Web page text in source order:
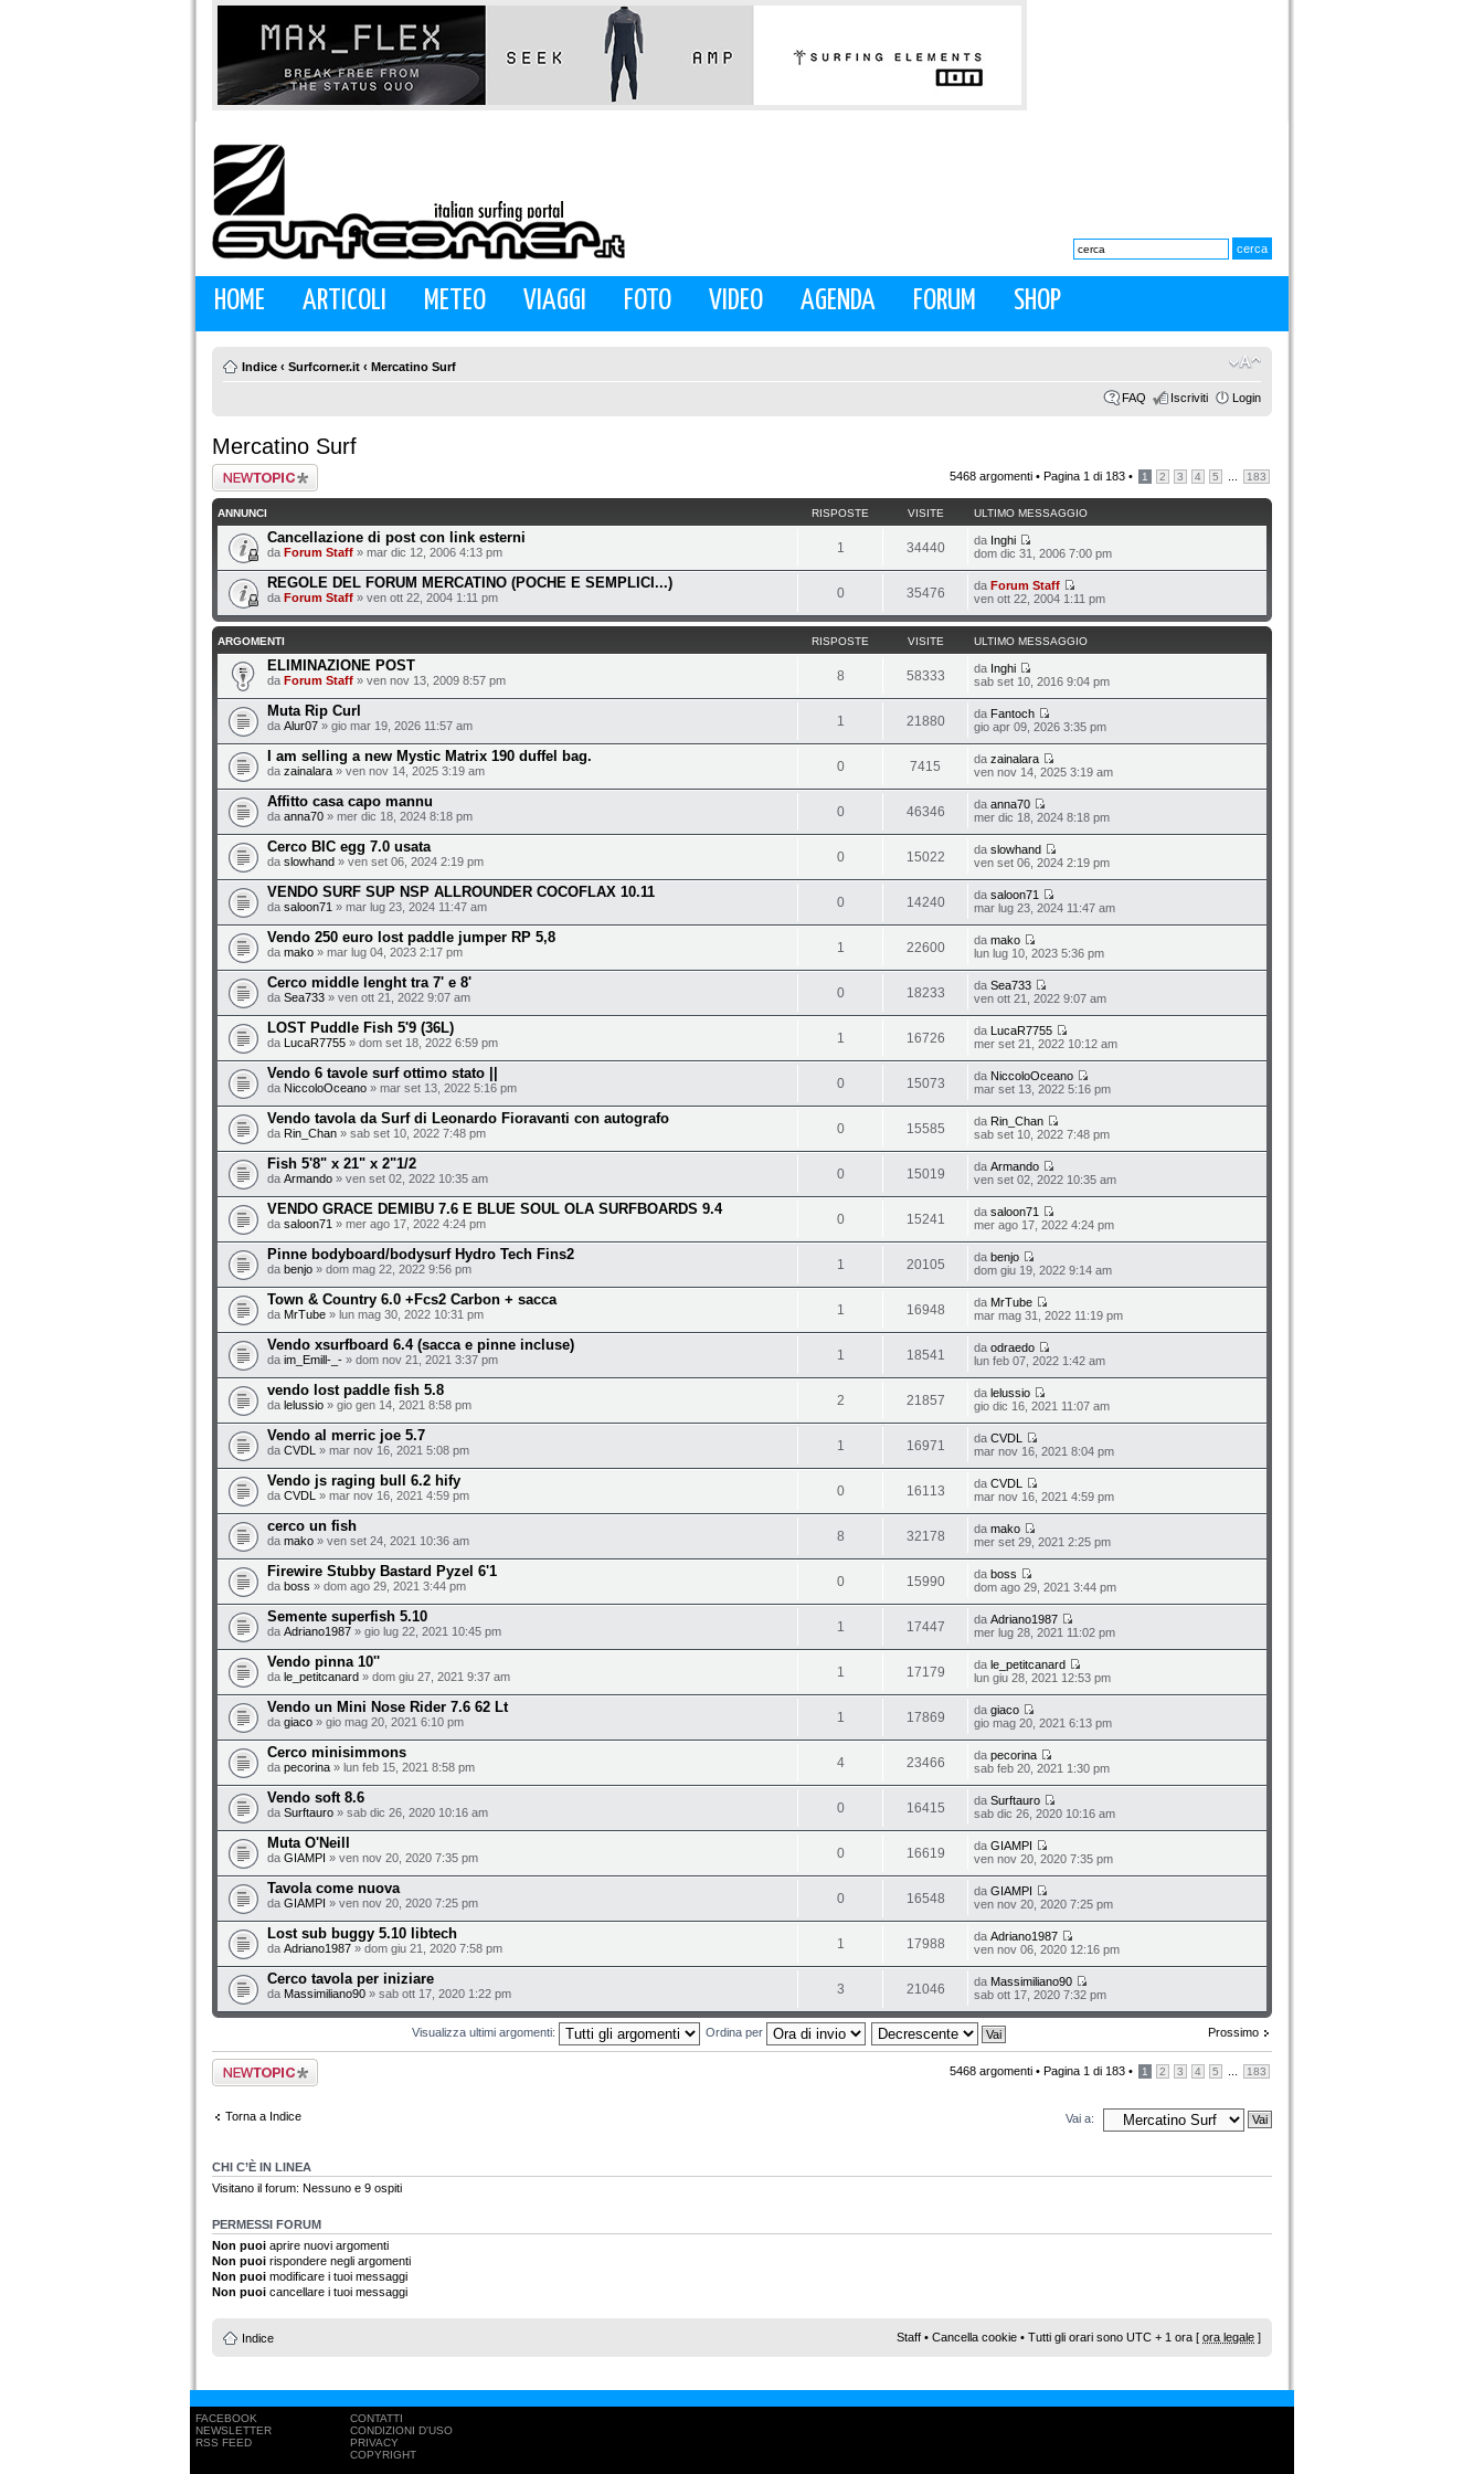
HOME ARTICOLI METEO VIAGGI FOTO VIDEO AGENDA FORUM SHOP
Indice ‹ Surfcorner.it ‹ Mercatino Surf
FAQ Iscriviti Login
Mercatino Surf
Scrivi un nuovo
argomento
5468 argomenti • Pagina 1 di 183 • 1 2 3 4 5 183
ANNUNCI RISPOSTE VISITE ULTIMO MESSAGGIO
Cancellazione di post con link esterni
da Forum Staff » mar dic 12, 2006 4:13 pm 1 34440 da Inghi
dom dic 31, 2006 7:00 pm
REGOLE DEL FORUM MERCATINO (POCHE E SEMPLICI...)
da Forum Staff » ven ott 22, 2004 1:11 pm 0 35476 da Forum Staff
ven ott 22, 2004 1:11 pm
ARGOMENTI RISPOSTE VISITE ULTIMO MESSAGGIO
ELIMINAZIONE POST
da Forum Staff » ven nov 13, 2009 8:57 pm 8 58333 da Inghi
sab set 10, 2016 9:04 pm
Muta Rip Curl
da Alur07 » gio mar 19, 2026 11:57 am 1 21880 da Fantoch
gio apr 09, 2026 3:35 pm
I am selling a new Mystic Matrix 190 duffel bag.
da zainalara » ven nov 14, 2025 3:19 am 0 7415 da zainalara
ven nov 14, 2025 3:19 am
Affitto casa capo mannu
da anna70 » mer dic 18, 2024 8:18 pm 0 46346 da anna70
mer dic 18, 2024 8:18 pm
Cerco BIC egg 7.0 usata
da slowhand » ven set 06, 2024 2:19 pm 0 15022 da slowhand
ven set 06, 2024 2:19 pm
VENDO SURF SUP NSP ALLROUNDER COCOFLAX 10.11
da saloon71 » mar lug 23, 2024 11:47 am 0 14240 da saloon71
mar lug 23, 2024 11:47 am
Vendo 250 euro lost paddle jumper RP 5,8
da mako » mar lug 04, 2023 2:17 pm 1 22600 da mako
lun lug 10, 2023 5:36 pm
Cerco middle lenght tra 7' e 8'
da Sea733 » ven ott 21, 2022 9:07 am 0 18233 da Sea733
ven ott 21, 2022 9:07 am
LOST Puddle Fish 5'9 (36L)
da LucaR7755 » dom set 18, 2022 6:59 pm 1 16726 da LucaR7755
mer set 21, 2022 10:12 am
Vendo 6 tavole surf ottimo stato ||
da NiccoloOceano » mar set 13, 2022 5:16 pm 0 15073 da NiccoloOceano
mar set 13, 2022 5:16 pm
Vendo tavola da Surf di Leonardo Fioravanti con autografo
da Rin_Chan » sab set 10, 2022 7:48 pm 0 15585 da Rin_Chan
sab set 10, 2022 7:48 pm
Fish 5'8" x 21" x 2"1/2
da Armando » ven set 02, 2022 10:35 am 0 15019 da Armando
ven set 02, 2022 10:35 am
VENDO GRACE DEMIBU 7.6 E BLUE SOUL OLA SURFBOARDS 9.4
da saloon71 » mer ago 17, 2022 4:24 pm 0 15241 da saloon71
mer ago 17, 2022 4:24 pm
Pinne bodyboard/bodysurf Hydro Tech Fins2
da benjo » dom mag 22, 2022 9:56 pm 1 20105 da benjo
dom giu 19, 2022 9:14 am
Town & Country 6.0 +Fcs2 Carbon + sacca
da MrTube » lun mag 30, 2022 10:31 pm 1 16948 da MrTube
mar mag 31, 2022 11:19 pm
Vendo xsurfboard 6.4 (sacca e pinne incluse)
da im_Emill-_- » dom nov 21, 2021 3:37 pm 1 18541 da odraedo
lun feb 07, 2022 1:42 am
vendo lost paddle fish 5.8
da lelussio » gio gen 14, 2021 8:58 pm 2 21857 da lelussio
gio dic 16, 2021 11:07 am
Vendo al merric joe 5.7
da CVDL » mar nov 16, 2021 5:08 pm 1 16971 da CVDL
mar nov 16, 2021 8:04 pm
Vendo js raging bull 6.2 hify
da CVDL » mar nov 16, 2021 4:59 pm 0 16113 da CVDL
mar nov 16, 2021 4:59 pm
cerco un fish
da mako » ven set 24, 2021 10:36 am 8 32178 da mako
mer set 29, 2021 2:25 pm
Firewire Stubby Bastard Pyzel 6'1
da boss » dom ago 29, 2021 3:44 pm 0 15990 da boss
dom ago 29, 2021 3:44 pm
Semente superfish 5.10
da Adriano1987 » gio lug 22, 2021 10:45 pm 1 17447 da Adriano1987
mer lug 28, 2021 11:02 pm
Vendo pinna 10''
da le_petitcanard » dom giu 27, 2021 9:37 am 1 17179 da le_petitcanard
lun giu 28, 2021 12:53 pm
Vendo un Mini Nose Rider 7.6 62 Lt
da giaco » gio mag 20, 2021 6:10 pm 1 17869 da giaco
gio mag 20, 2021 6:13 pm
Cerco minisimmons
da pecorina » lun feb 15, 2021 8:58 pm 4 23466 da pecorina
sab feb 20, 2021 1:30 pm
Vendo soft 8.6
da Surftauro » sab dic 26, 2020 10:16 am 0 16415 da Surftauro
sab dic 26, 2020 10:16 am
Muta O'Neill
da GIAMPI » ven nov 20, 2020 7:35 pm 0 16619 da GIAMPI
ven nov 20, 2020 7:35 pm
Tavola come nuova
da GIAMPI » ven nov 20, 2020 7:25 pm 0 16548 da GIAMPI
ven nov 20, 2020 7:25 pm
Lost sub buggy 5.10 libtech
da Adriano1987 » dom giu 21, 2020 7:58 pm 1 17988 da Adriano1987
ven nov 06, 2020 12:16 pm
Cerco tavola per iniziare
da Massimiliano90 » sab ott 17, 2020 1:22 pm 3 21046 da Massimiliano90
sab ott 17, 2020 7:32 pm
Prossimo
Visualizza ultimi argomenti: Ordina per
Scrivi un nuovo
argomento
5468 argomenti • Pagina 1 di 183 • 1 2 3 4 5 183
Torna a Indice Vai a:
CHI C’È IN LINEA
Visitano il forum: Nessuno e 9 ospiti
PERMESSI FORUM
Non puoi aprire nuovi argomenti
Non puoi rispondere negli argomenti
Non puoi modificare i tuoi messaggi
Non puoi cancellare i tuoi messaggi
Indice Staff • Cancella cookie • Tutti gli orari sono UTC + 1 ora [ ora legale ]
FACEBOOK
NEWSLETTER
RSS FEED
CONTATTI
CONDIZIONI D'USO
PRIVACY
COPYRIGHT